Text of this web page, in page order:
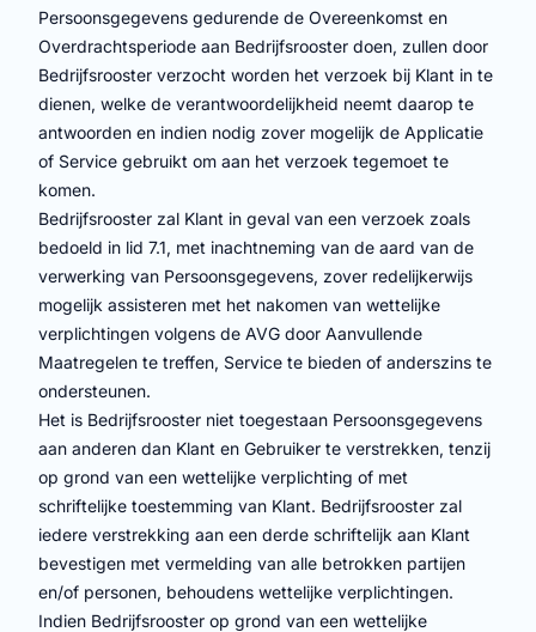
Persoonsgegevens gedurende de Overeenkomst en
Overdrachtsperiode aan Bedrijfsrooster doen, zullen door
Bedrijfsrooster verzocht worden het verzoek bij Klant in te
dienen, welke de verantwoordelijkheid neemt daarop te
antwoorden en indien nodig zover mogelijk de Applicatie
of Service gebruikt om aan het verzoek tegemoet te
komen.
Bedrijfsrooster zal Klant in geval van een verzoek zoals
bedoeld in lid 7.1, met inachtneming van de aard van de
verwerking van Persoonsgegevens, zover redelijkerwijs
mogelijk assisteren met het nakomen van wettelijke
verplichtingen volgens de AVG door Aanvullende
Maatregelen te treffen, Service te bieden of anderszins te
ondersteunen.
Het is Bedrijfsrooster niet toegestaan Persoonsgegevens
aan anderen dan Klant en Gebruiker te verstrekken, tenzij
op grond van een wettelijke verplichting of met
schriftelijke toestemming van Klant. Bedrijfsrooster zal
iedere verstrekking aan een derde schriftelijk aan Klant
bevestigen met vermelding van alle betrokken partijen
en/of personen, behoudens wettelijke verplichtingen.
Indien Bedrijfsrooster op grond van een wettelijke